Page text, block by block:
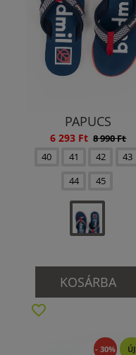
PAPUCS
6 293 Ft 8 990 Ft
40
41 42
43
44
45
KOSÁRBA
- 30% ÚJ